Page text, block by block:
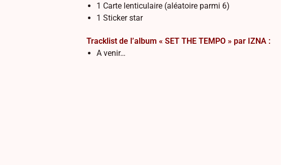
1 Carte lenticulaire (aléatoire parmi 6)
1 Sticker star
Tracklist de l’album « SET THE TEMPO » par IZNA :
A venir…